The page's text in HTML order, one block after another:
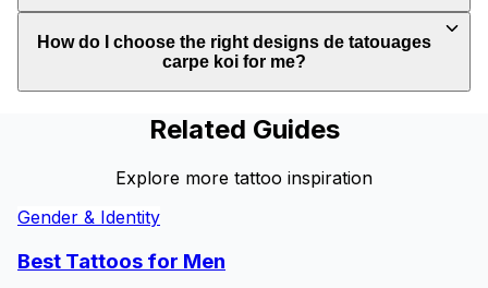
How do I choose the right designs de tatouages
carpe koi for me?
Related Guides
Explore more tattoo inspiration
Gender & Identity
Best Tattoos for Men